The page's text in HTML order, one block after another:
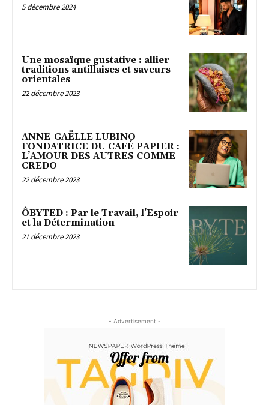
5 décembre 2024
Une mosaïque gustative : allier
traditions antillaises et saveurs
orientales
22 décembre 2023
ANNE-GAËLLE LUBINO
FONDATRICE DU CAFÉ PAPIER :
L’AMOUR DES AUTRES COMME
CREDO
22 décembre 2023
ÔBYTED : Par le Travail, l’Espoir
et la Détermination
21 décembre 2023
- Advertisement -